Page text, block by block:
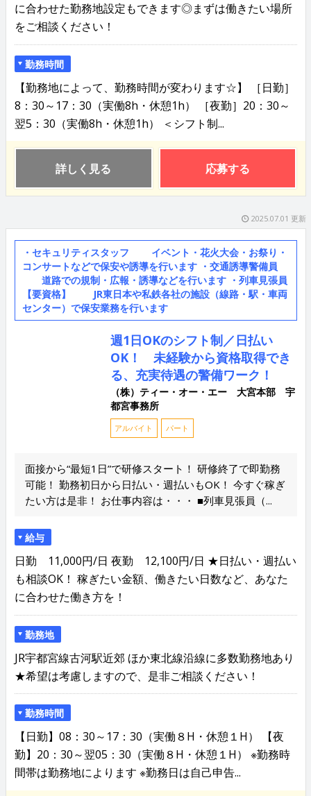
に合わせた勤務地設定もできます◎まずは働きたい場所
をご相談ください！
勤務時間
【勤務地によって、勤務時間が変わります☆】 ［日勤］
8：30～17：30（実働8h・休憩1h） ［夜勤］20：30～
翌5：30（実働8h・休憩1h） ＜シフト制...
詳しく見る 応募する
2025.07.01 更新
・セキュリティスタッフ イベント・花火大会・お祭り・
コンサートなどで保安や誘導を行います ・交通誘導警備員
道路での規制・広報・誘導などを行います ・列車見張員
【要資格】 JR東日本や私鉄各社の施設（線路・駅・車両
センター）で保安業務を行います
週1日OKのシフト制／日払い
OK！ 未経験から資格取得でき
る、充実待遇の警備ワーク！
（株）ティー・オー・エー 大宮本部 宇
都宮事務所
アルバイト パート
面接から“最短1日”で研修スタート！ 研修終了で即勤務
可能！ 勤務初日から日払い・週払いもOK！ 今すぐ稼ぎ
たい方は是非！ お仕事内容は・・・ ■列車見張員（...
給与
日勤 11,000円/日 夜勤 12,100円/日 ★日払い・週払い
も相談OK！ 稼ぎたい金額、働きたい日数など、あなた
に合わせた働き方を！
勤務地
JR宇都宮線古河駅近郊 ほか東北線沿線に多数勤務地あり
★希望は考慮しますので、是非ご相談ください！
勤務時間
【日勤】08：30～17：30（実働８H・休憩１H） 【夜
勤】20：30～翌05：30（実働８H・休憩１H） ※勤務時
間帯は勤務地によります ※勤務日は自己申告...